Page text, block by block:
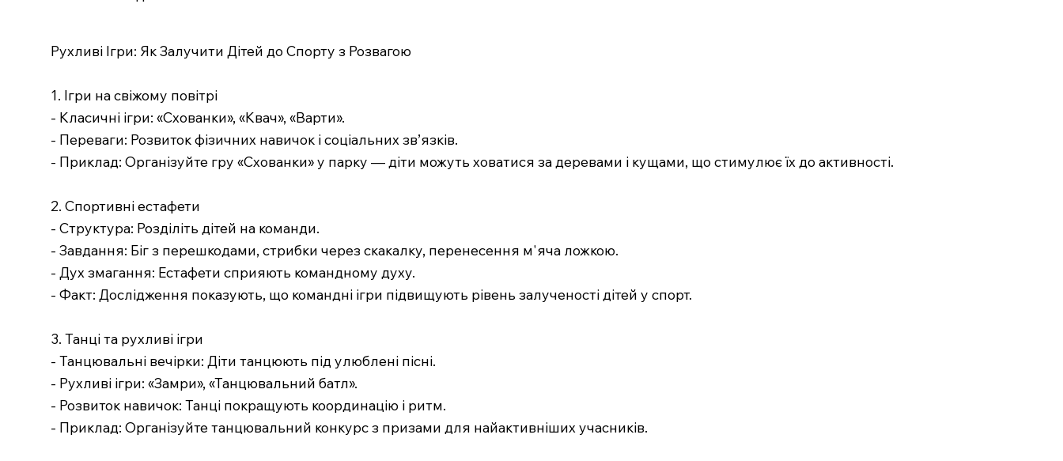
Рухливі Ігри: Як Залучити Дітей до Спорту з Розвагою
1. Ігри на свіжому повітрі
- Класичні ігри: «Схованки», «Квач», «Варти».
- Переваги: Розвиток фізичних навичок і соціальних зв’язків.
- Приклад: Організуйте гру «Схованки» у парку — діти можуть ховатися за деревами і кущами, що стимулює їх до активності.
2. Спортивні естафети
- Структура: Розділіть дітей на команди.
- Завдання: Біг з перешкодами, стрибки через скакалку, перенесення м'яча ложкою.
- Дух змагання: Естафети сприяють командному духу.
- Факт: Дослідження показують, що командні ігри підвищують рівень залученості дітей у спорт.
3. Танці та рухливі ігри
- Танцювальні вечірки: Діти танцюють під улюблені пісні.
- Рухливі ігри: «Замри», «Танцювальний батл».
- Розвиток навичок: Танці покращують координацію і ритм.
- Приклад: Організуйте танцювальний конкурс з призами для найактивніших учасників.